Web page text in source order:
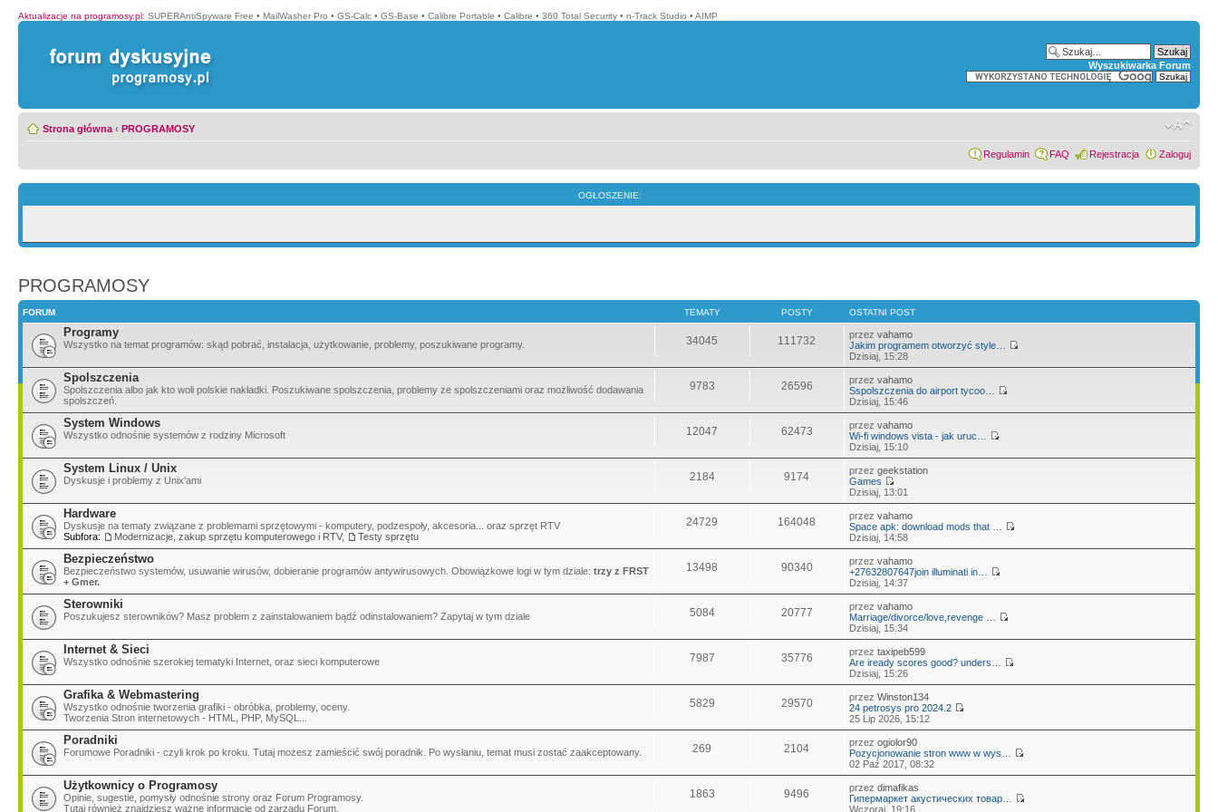
Aktualizacje na programosy.pl: SUPERAntiSpyware Free • MailWasher Pro • GS-Calc • GS-Base • Calibre Portable • Calibre • 360 Total Security • n-Track Studio • AIMP
Wyszukiwarka Forum
Strona główna ‹ PROGRAMOSY
Regulamin FAQ Rejestracja Zaloguj
OGŁOSZENIE:
PROGRAMOSY
FORUM TEMATY POSTY OSTATNI POST
Programy
Wszystko na temat programów: skąd pobrać, instalacja, użytkowanie, problemy, poszukiwane programy. 34045 111732 przezvahamo
Jakim programem otworzyć style…
Dzisiaj, 15:28
Spolszczenia
Spolszczenia albo jak kto woli polskie nakładki. Poszukiwane spolszczenia, problemy ze spolszczeniami oraz możliwość dodawania
spolszczeń.
9783 26596 przezvahamo
Sspolszczenia do airport tycoo…
Dzisiaj, 15:46
System Windows
Wszystko odnośnie systemów z rodziny Microsoft 12047 62473 przezvahamo
Wi-fi windows vista - jak uruc…
Dzisiaj, 15:10
System Linux / Unix
Dyskusje i problemy z Unix'ami 2184 9174 przezgeekstation
Games
Dzisiaj, 13:01
Hardware
Dyskusje na tematy związane z problemami sprzętowymi - komputery, podzespoły, akcesoria... oraz sprzęt RTV
Subfora:
Modernizacje, zakup sprzętu komputerowego i RTV, Testy sprzętu
24729 164048 przezvahamo
Space apk: download mods that …
Dzisiaj, 14:58
Bezpieczeństwo
Bezpieczeństwo systemów, usuwanie wirusów, dobieranie programów antywirusowych. Obowiązkowe logi w tym dziale: trzy z FRST
+ Gmer.
13498 90340 przezvahamo
+27632807647join illuminati in…
Dzisiaj, 14:37
Sterowniki
Poszukujesz sterowników? Masz problem z zainstalowaniem bądź odinstalowaniem? Zapytaj w tym dziale 5084 20777 przezvahamo
Marriage/divorce/love,revenge …
Dzisiaj, 15:34
Internet & Sieci
Wszystko odnośnie szerokiej tematyki Internet, oraz sieci komputerowe 7987 35776 przeztaxipeb599
Are iready scores good? unders…
Dzisiaj, 15:26
Grafika & Webmastering
Wszystko odnośnie tworzenia grafiki - obróbka, problemy, oceny.
Tworzenia Stron internetowych - HTML, PHP, MySQL...
5829 29570 przezWinston134
24 petrosys pro 2024.2
25 Lip 2026, 15:12
Poradniki
Forumowe Poradniki - czyli krok po kroku. Tutaj możesz zamieścić swój poradnik. Po wysłaniu, temat musi zostać zaakceptowany. 269 2104 przezogiolor90
Pozycjonowanie stron www w wys…
02 Paź 2017, 08:32
Użytkownicy o Programosy
Opinie, sugestie, pomysły odnośnie strony oraz Forum Programosy.
Tutaj również znajdziesz ważne informacje od zarządu Forum.
1863 9496 przezdimafikas
Гипермаркет акустических товар…
Wczoraj, 19:16